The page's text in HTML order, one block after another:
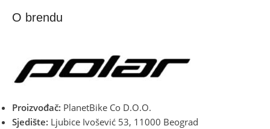
O brendu
Proizvođač: PlanetBike Co D.O.O.
Sjedište: Ljubice Ivošević 53, 11000 Beograd